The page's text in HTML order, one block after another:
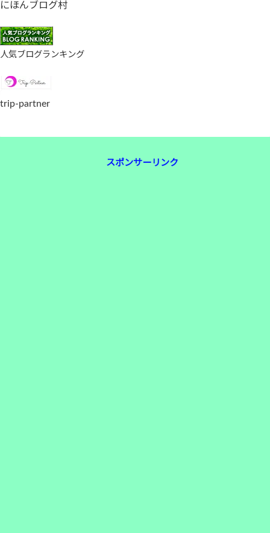
にほんブログ村
人気ブログランキング
trip-partner
スポンサーリンク